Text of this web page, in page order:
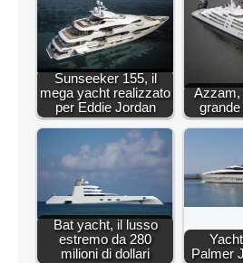
Sunseeker 155, il
mega yacht realizzato
per Eddie Jordan
Azzam,
Bat yacht, il lusso
estremo da 280
milioni di dollari
Palmer